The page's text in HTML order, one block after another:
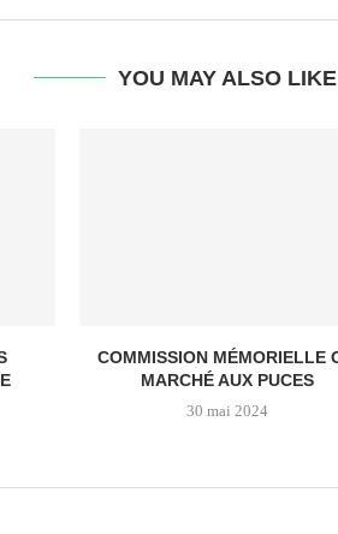
YOU MAY ALSO LIKE
COMMISSION MÉMORIELLE
MARCHÉ AUX PUCES
30 mai 2024